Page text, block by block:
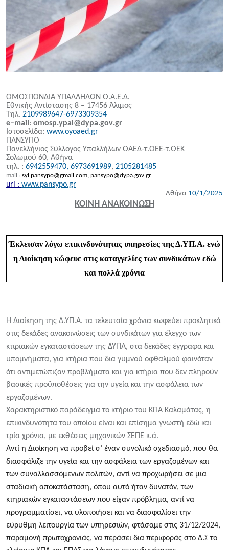
ΟΜΟΣΠΟΝΔΙΑ ΥΠΑΛΛΗΛΩΝ Ο.Α.Ε.Δ.
Εθνικής Αντίστασης 8 – 17456 Άλιμος
Τηλ. 2109989647-6973309354
e–mail : omosp.ypal @dypa.gov.gr
Ιστοσελίδα: www.oyoaed.gr
ΠΑΝΣΥΠΟ
Πανελλήνιος Σύλλογος Υπαλλήλων ΟΑΕΔ-τ.ΟΕΕ-τ.ΟΕΚ
Σολωμού 60, Αθήνα
τηλ. : 6942559470, 6973691989, 2105281485
mail : syl .pansypo@gmail .com, pansypo@dypa.gov.gr
url : www.pansypo.gr
Αθήνα 10/1/2025
ΚΟΙΝΗ ΑΝΑΚΟΙΝΩΣΗ
Έκλεισαν λόγω επικινδυνότητας υπηρεσίες της Δ.ΥΠ.Α. ενώ
η Διοίκηση κώφευε στις καταγγελίες των συνδικάτων εδώ
και πολλά χρόνια
Η Διοίκηση της Δ.ΥΠ.Α. τα τελευταία χρόνια κωφεύει προκλητικά
στις δεκάδες ανακοινώσεις των συνδικάτων για έλεγχο των
κτιριακών εγκαταστάσεων της ΔΥΠΑ, στα δεκάδες έγγραφα και
υπομνήματα, για κτήρια που δια γυμνού οφθαλμού φαινόταν
ότι αντιμετώπιζαν προβλήματα και για κτήρια που δεν πληρούν
βασικές προϋποθέσεις για την υγεία και την ασφάλεια των
εργαζομένων.
Χαρακτηριστικό παράδειγμα το κτήριο του ΚΠΑ Καλαμάτας, η
επικινδυνότητα του οποίου είναι και επίσημα γνωστή εδώ και
τρία χρόνια, με εκθέσεις μηχανικών ΣΕΠΕ κ.ά.
Αντί η Διοίκηση να προβεί σ’ έναν συνολικό σχεδιασμό, που θα
διασφάλιζε την υγεία και την ασφάλεια των εργαζομένων και
των συναλλασσόμενων πολιτών, αντί να προχωρήσει σε μια
σταδιακή αποκατάσταση, όπου αυτό ήταν δυνατόν, των
κτηριακών εγκαταστάσεων που είχαν πρόβλημα, αντί να
προγραμματίσει, να υλοποιήσει και να διασφαλίσει την
εύρυθμη λειτουργία των υπηρεσιών, φτάσαμε στις 31/12/2024,
παραμονή πρωτοχρονιάς, να περάσει δια περιφοράς στο Δ.Σ το